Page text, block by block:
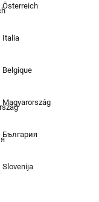
Österreich
Italia
Belgique
Magyarország
България
Slovenija